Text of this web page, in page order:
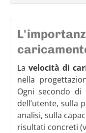
La velocità di
nella
Ogni secondo di
dell’utente, sulla
analisi, sulla
risultati concreti